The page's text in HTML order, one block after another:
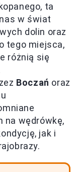
ta
w świat
dolin oraz
tego miejsca,
różnią się
Boczań oraz
na wędrówkę,
jak i